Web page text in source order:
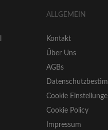
ALLGEMEIN
Kontakt
Über Uns
AGBs
Cookie
Cookie Policy
Impressum